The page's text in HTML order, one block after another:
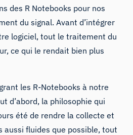
des R Notebooks pour nos
du signal. Avant d’intégrer
logiciel, tout le traitement du
ce qui le rendait bien plus
les R-Notebooks à notre
d’abord, la philosophie qui
été de rendre la collecte et
aussi fluides que possible, tout